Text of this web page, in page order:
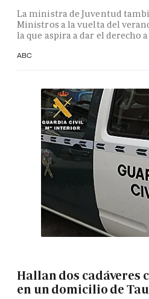
La ministra de Juventud
Ministros a la vuelta del
la que aspira a dar el derecho
ABC
Hallan dos cadáveres
en un domicilio de